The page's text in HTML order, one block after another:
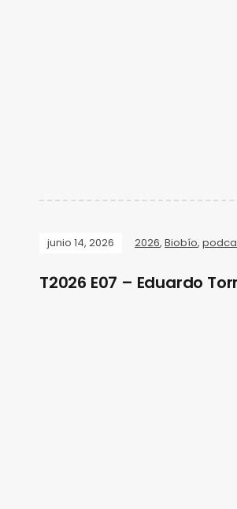
junio 14, 2026 2026, Biobío,
T2026 E07 – Eduardo